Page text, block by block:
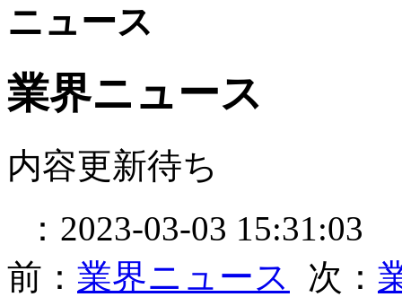
ニュース
業界ニュース
内容更新待ち
：2023-03-03 15:31:03
前： 業界ニュース 次：